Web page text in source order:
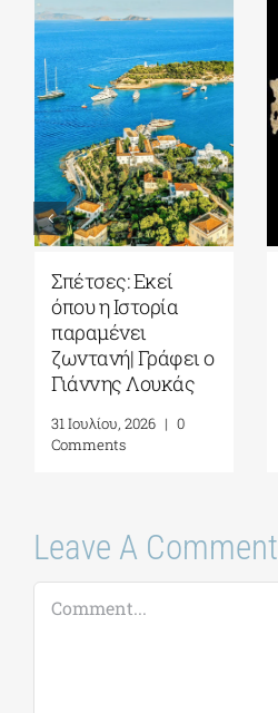
Σπέτσες: Εκεί
όπου η Ιστορία
παραμένει
ζωντανή| Γράφει ο
Γιάννης Λουκάς
31 Ιουλίου, 2026 | 0
Comments
Leave A Comment
Comment